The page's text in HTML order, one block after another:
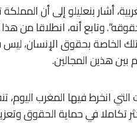
أشار بنعليلو إلى أن
وتابع أنه، انطلاقا من
الخاصة بحقوق الإنسان،
بين هذين المجالين.
التي انخرط فيها المغرب
تكاملا في حماية الحقوق